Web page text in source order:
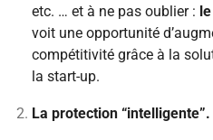
etc. … et à ne pas oublier :
voit une opportunité
compétitivité grâce à la
la start-up.
La protection “intelligente”.